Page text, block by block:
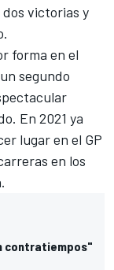
dos victorias y
forma en el
segundo
En 2021 ya
lugar en el GP
en los
contratiempos"